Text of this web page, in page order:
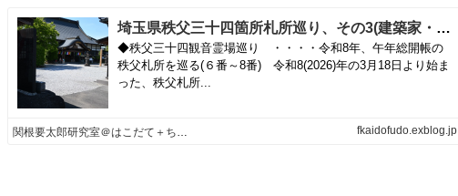
埼玉県秩父三十四箇所札所巡り、その3(建築家・関根要太郎の故郷を訪ねる) | 関根要太郎研究室＠はこだて＋ちちぶ
◆秩父三十四観音霊場巡り ・・・・令和8年、午年総開帳の
秩父札所を巡る(６番～8番) 令和8(2026)年の3月18日より始ま
った、秩父札所...
関根要太郎研究室＠はこだて＋ちちぶ fkaidofudo.exblog.jp